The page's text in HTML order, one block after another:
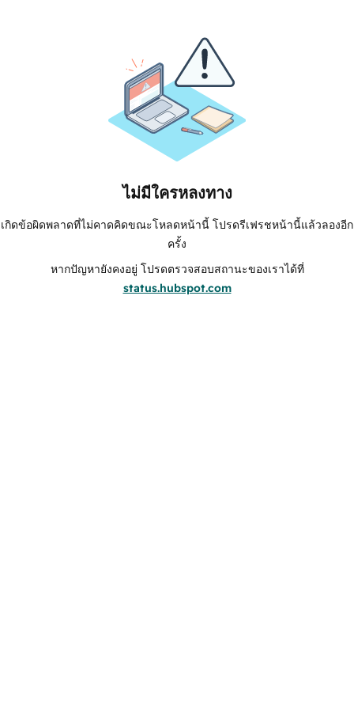
ไม่มีใครหลงทาง
เกิดข้อผิดพลาดที่ไม่คาดคิดขณะโหลดหน้านี้ โปรดรีเฟรชหน้านี้แล้วลองอีก
ครั้ง
หากปัญหายังคงอยู่ โปรดตรวจสอบสถานะของเราได้ที่
status.hubspot.com